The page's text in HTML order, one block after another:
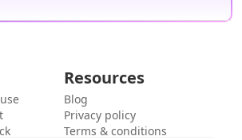
Resources
Blog
Privacy policy
Terms & conditions